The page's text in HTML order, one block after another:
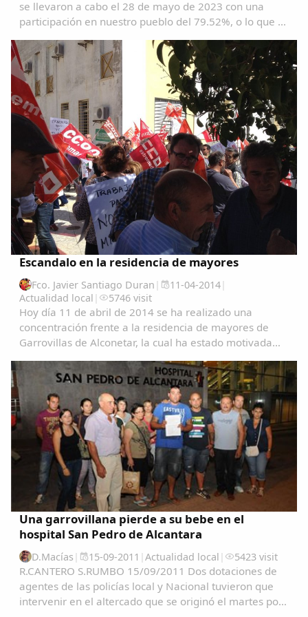
se llevaron a cabo el 28 de mayo de 2023 con una
participación en nuestro pueblo del 79.52%, o lo que es
voto. Se eligieron este año 9 concejales...
Escandalo en la residencia de mayores
Fco. Javier Santiago Duran | 11-04-2014|
Actualidad local | 5746 visit
Hoy día 11 de abril de 2014 se ha realizado una
concentración frente a la residencia de mayores de
Garrovillas de Alconetar, la cual ha estado motivada
despido, a todas luces improcedente, de...
Una garrovillana pierde a su bebe en el
hospital San Pedro de Alcantara
D.Macías | 15-09-2011 | Actualidad local | 5423 visit
R.CANTERO S.RUMBO 15/09/2011 Dos dotaciones de
agentes de las policías local y Nacional tuvieron que
intervenir en el altercado que se originó el martes por
Copiar enlace